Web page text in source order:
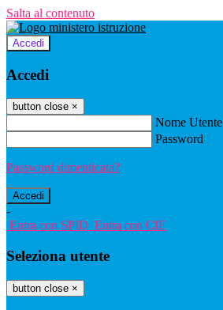
Salta al contenuto
Accedi
Accedi
button close ×
Nome Utente
Password
Password dimenticata?
-
Entra con SPID Entra con CIE
Seleziona utente
button close ×